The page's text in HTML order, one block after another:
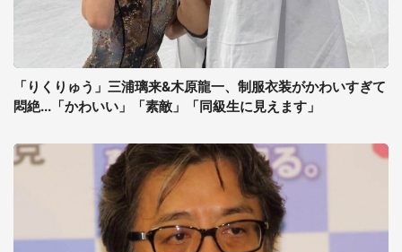
「りくりゅう」三浦璃来&木原龍一、制服衣装がかわいすぎて
悶絶...「かわいい」「素敵」「同級生に見えます」